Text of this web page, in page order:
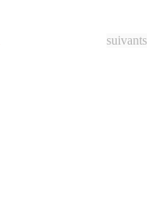
É
suivants